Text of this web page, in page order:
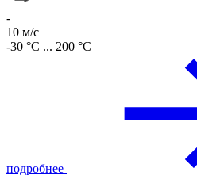
-
10 м/с
-30 °C ... 200 °C
подробнее